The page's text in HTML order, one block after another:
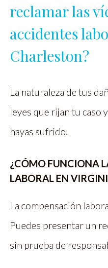
reclamar las
accidentes
Charleston?
La naturaleza de tus
leyes que rijan tu caso
hayas sufrido.
¿CÓMO FUNCIONA
LABORAL EN
La compensación
Puedes presentar un
sin prueba de